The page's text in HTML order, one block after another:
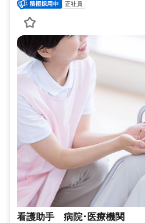
正社員
看護助手 病院･医療機関